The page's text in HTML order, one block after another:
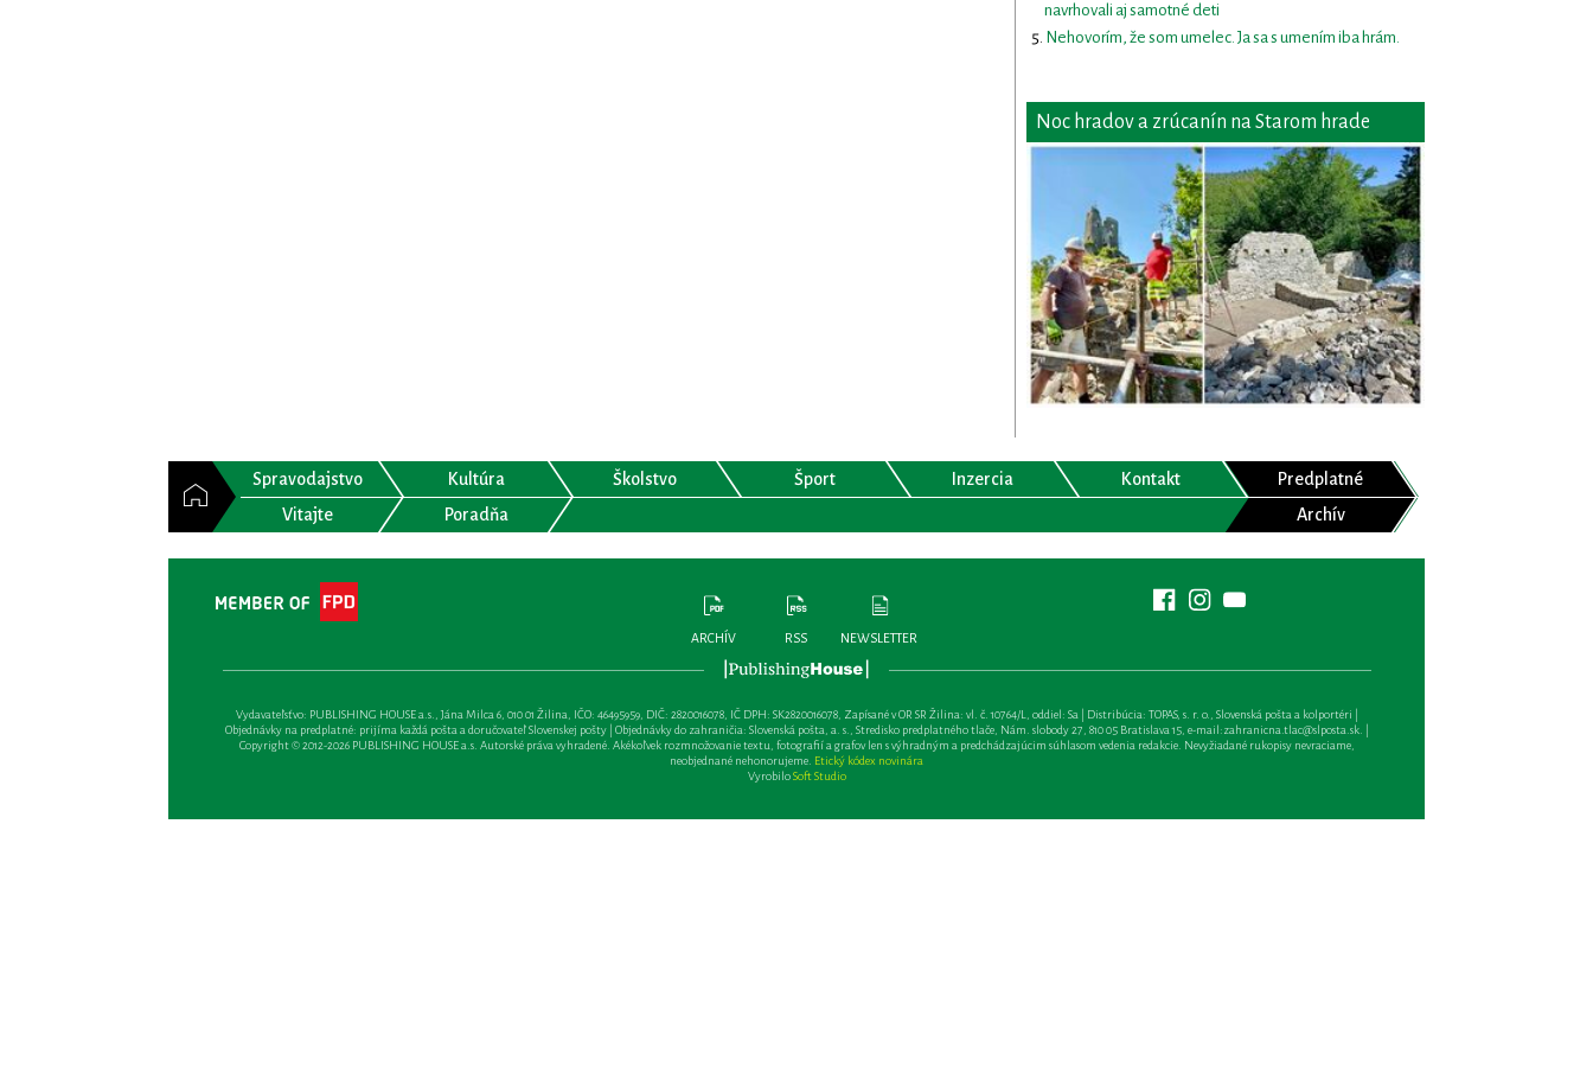
navrhovali aj samotné deti
Nehovorím, že som umelec. Ja sa s umením iba hrám.
Noc hradov a zrúcanín na Starom hrade
Spravodajstvo Kultúra Školstvo Šport Inzercia Kontakt
Predplatné
Vitajte
Poradňa Archív
ARCHÍV RSS NEWSLETTER
Vydavateľsťvo: PUBLISHING HOUSE a.s., Jána Milca 6, 010 01 Žilina, IČO: 46495959, DIČ: 2820016078, IČ DPH: SK2820016078, Zapísané v OR SR Žilina: vl. č. 10764/L, oddiel: Sa | Distribúcia: TOPAS, s. r. o., Slovenská pošta a kolportéri |
Objednávky na predplatné: prijíma každá pošta a doručovateľ Slovenskej pošty | Objednávky do zahraničia: Slovenská pošta, a. s., Stredisko predplatného tlače, Nám. slobody 27, 810 05 Bratislava 15, e-mail:zahranicna.tlac@slposta.sk. |
Copyright © 2012-2026 PUBLISHING HOUSE a.s. Autorské práva vyhradené. Akékoľvek rozmnožovanie textu, fotografií a grafov len s výhradným a predchádzajúcim súhlasom vedenia redakcie. Nevyžiadané rukopisy nevraciame,
neobjednané nehonorujeme. Etický kódex novinára
VyrobiloSoft Studio